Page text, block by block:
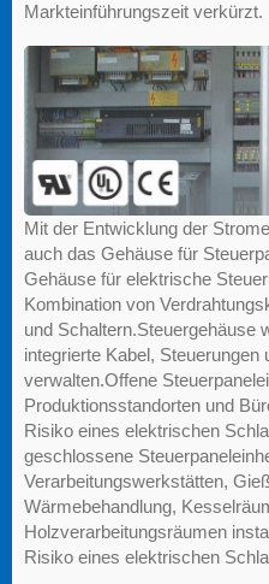
Markteinführungszeit verkürzt.
Mit der Entwicklung der
auch das Gehäuse für
Gehäuse für elektrische
Kombination von
und Schaltern.Steuergehäuse
integrierte Kabel,
verwalten.Offene
Produktionsstandorten und
Risiko eines elektrischen
geschlossene
Verarbeitungswerkstätten,
Wärmebehandlung,
Holzverarbeitungsräumen
Risiko eines elektrischen